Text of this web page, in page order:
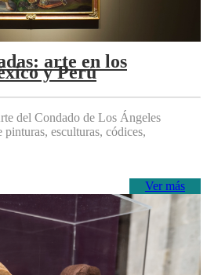
arte en los
y Perú
del Condado de Los Ángeles
esculturas, códices,
Ver más